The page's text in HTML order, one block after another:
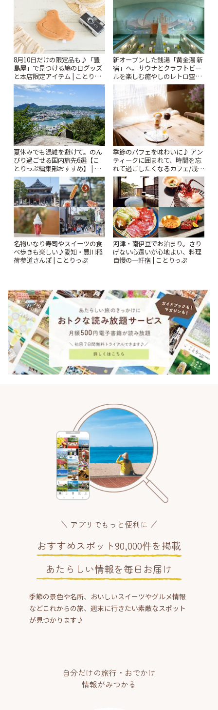
8月10日だけの限定品も♪「豊
島屋」で見つける鳩の日グッズ
と本店限定アイテム | ことりっ
ぷ
新オープンした銭湯「黄金湯 新
宿」へ。サウナとクラフトビー
ルを楽しむ癒やしのレトロ空間
| ことりっぷ
夏休みでも混雑を避けて。のん
びり過ごせる国内旅先6選【こ
とりっぷ編集部おすすめ】 | こ
とりっぷ
季節のパフェを味わいに♪ アン
ティークに囲まれて、時間を忘
れて過ごしたくなるカフェ/浅草
「annorum cafe」 | ことりっぷ
名物いなり寿司やスイーツの食
べ歩きも楽しい♪愛知・豊川稲
荷参道さんぽ | ことりっぷ
河津・南伊豆でお泊まり。さり
げない心遣いが心地よい、料理
自慢の一軒宿 | ことりっぷ
アプリでもっと便利に
おすすめスポット90,000件を掲載
あたらしい情報を毎日お届け
季節の景色や名所、おいしいスイーツやグルメ情報
などこれからの旅、週末に行きたい素敵なスポット
が見つかります♪
自分だけの旅行・おでかけ
情報がみつかる